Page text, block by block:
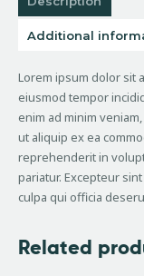
Additional
Lorem ipsum dolor sit
eiusmod tempor
enim ad minim
ut aliquip ex ea
reprehenderit in
pariatur. Excepteur
culpa qui officia
Related